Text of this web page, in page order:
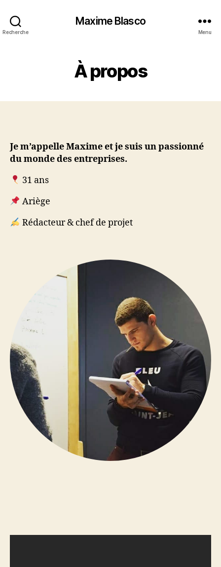
Recherche
Maxime Blasco
Menu
À propos
Je m’appelle Maxime et je suis un passionné
du monde des entreprises.
31 ans
Ariège
Rédacteur & chef de projet